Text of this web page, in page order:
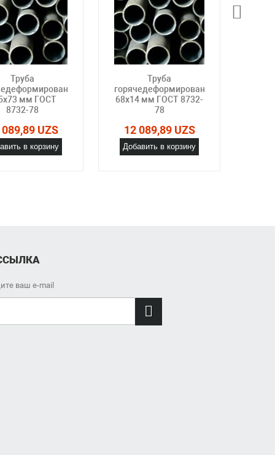
Труба
мм ГОСТ
8732-78
UZS
в корзину
Труба
горячедеформированная
68х14 мм ГОСТ 8732-
78
12 089,89 UZS
Добавить в корзину
ваш e-mail
